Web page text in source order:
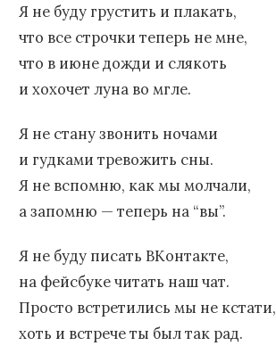
Я не буду грустить и плакать,
что все строчки теперь не мне,
что в июне дожди и слякоть
и хохочет луна во мгле.
Я не стану звонить ночами
и гудками тревожить сны.
Я не вспомню, как мы молчали,
а запомню — теперь на “вы”.
Я не буду писать ВКонтакте,
на фейсбуке читать наш чат.
Просто встретились мы не кстати,
хоть и встрече ты был так рад.